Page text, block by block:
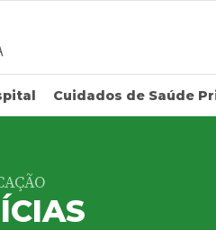
Cuidados de Saúde